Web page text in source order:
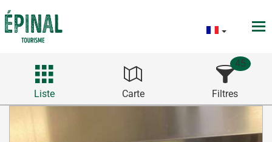
Liste Carte Filtres
45